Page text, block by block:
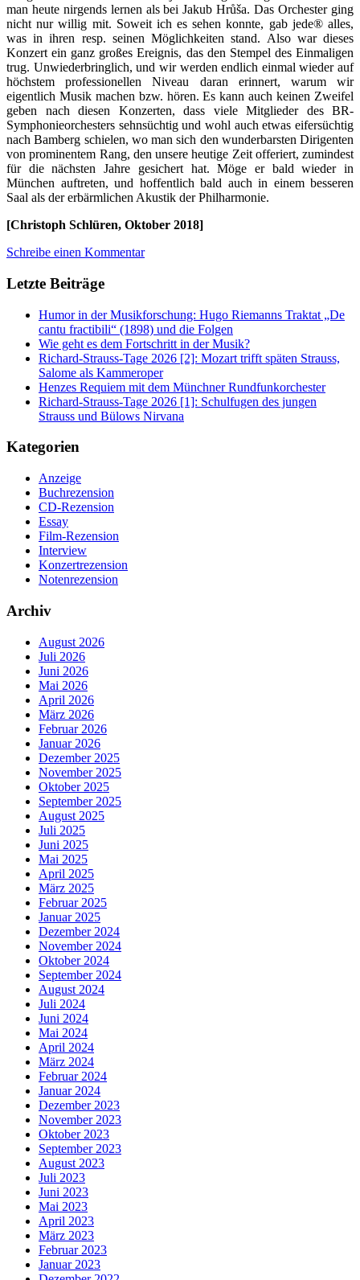
man heute nirgends lernen als bei Jakub Hrůša. Das Orchester ging
nicht nur willig mit. Soweit ich es sehen konnte, gab jede® alles,
was in ihren resp. seinen Möglichkeiten stand. Also war dieses
Konzert ein ganz großes Ereignis, das den Stempel des Einmaligen
trug. Unwiederbringlich, und wir werden endlich einmal wieder auf
höchstem professionellen Niveau daran erinnert, warum wir
eigentlich Musik machen bzw. hören. Es kann auch keinen Zweifel
geben nach diesen Konzerten, dass viele Mitglieder des BR-
Symphonieorchesters sehnsüchtig und wohl auch etwas eifersüchtig
nach Bamberg schielen, wo man sich den wunderbarsten Dirigenten
von prominentem Rang, den unsere heutige Zeit offeriert, zumindest
für die nächsten Jahre gesichert hat. Möge er bald wieder in
München auftreten, und hoffentlich bald auch in einem besseren
Saal als der erbärmlichen Akustik der Philharmonie.
[Christoph Schlüren, Oktober 2018]
Schreibe einen Kommentar
Letzte Beiträge
Humor in der Musikforschung: Hugo Riemanns Traktat „De
cantu fractibili“ (1898) und die Folgen
Wie geht es dem Fortschritt in der Musik?
Richard-Strauss-Tage 2026 [2]: Mozart trifft späten Strauss,
Salome als Kammeroper
Henzes Requiem mit dem Münchner Rundfunkorchester
Richard-Strauss-Tage 2026 [1]: Schulfugen des jungen
Strauss und Bülows Nirvana
Kategorien
Anzeige
Buchrezension
CD-Rezension
Essay
Film-Rezension
Interview
Konzertrezension
Notenrezension
Archiv
August 2026
Juli 2026
Juni 2026
Mai 2026
April 2026
März 2026
Februar 2026
Januar 2026
Dezember 2025
November 2025
Oktober 2025
September 2025
August 2025
Juli 2025
Juni 2025
Mai 2025
April 2025
März 2025
Februar 2025
Januar 2025
Dezember 2024
November 2024
Oktober 2024
September 2024
August 2024
Juli 2024
Juni 2024
Mai 2024
April 2024
März 2024
Februar 2024
Januar 2024
Dezember 2023
November 2023
Oktober 2023
September 2023
August 2023
Juli 2023
Juni 2023
Mai 2023
April 2023
März 2023
Februar 2023
Januar 2023